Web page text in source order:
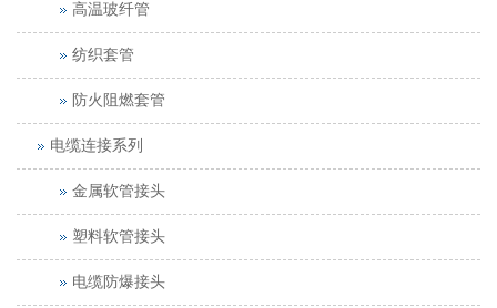
高温玻纤管
纺织套管
防火阻燃套管
电缆连接系列
金属软管接头
塑料软管接头
电缆防爆接头